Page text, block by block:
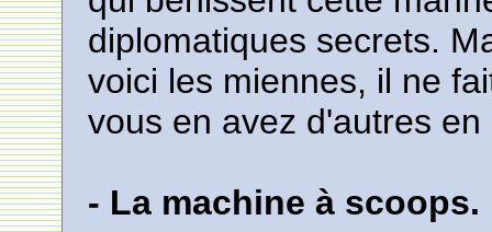
diplomatiques secrets.
voici les miennes, il ne
vous en avez d'autres
- La machine à scoops.